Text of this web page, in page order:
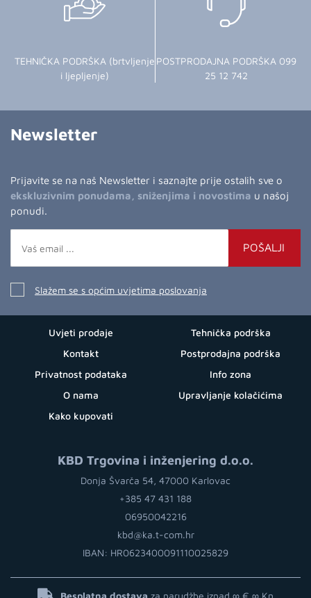
TEHNIČKA PODRŠKA (brtvljenje
i ljepljenje)
POSTPRODAJNA PODRŠKA 099
25 12 742
Newsletter
Prijavite se na naš Newsletter i saznajte prije ostalih sve o
ekskluzivnim ponudama, sniženjima i novostima u našoj
ponudi.
POŠALJI
Slažem se s općim uvjetima poslovanja
Uvjeti prodaje
Kontakt
Privatnost podataka
O nama
Kako kupovati
Tehnička podrška
Postprodajna podrška
Info zona
Upravljanje kolačićima
KBD Trgovina i inženjering d.o.o.
Donja Švarča 54, 47000 Karlovac
+385 47 431 188
06950042216
kbd@ka.t-com.hr
IBAN: HR0623400091110025829
Besplatna dostava za narudžbe iznad ∞ € ∞ Kn